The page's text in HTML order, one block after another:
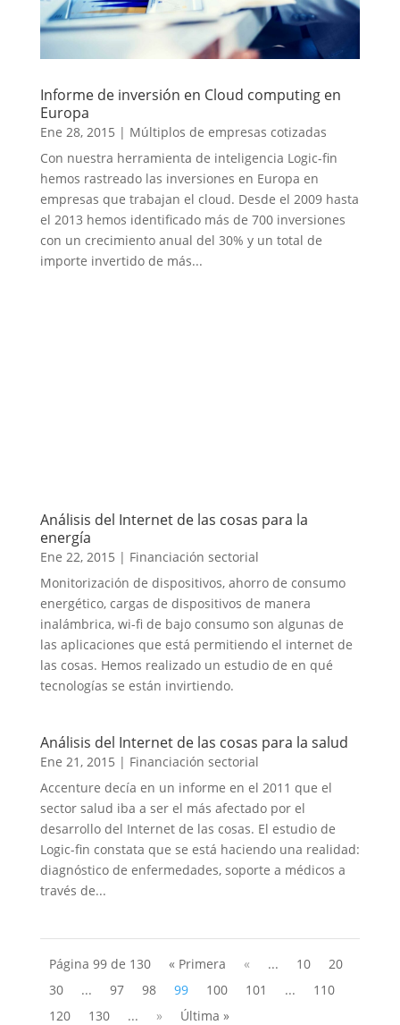
Informe de inversión en Cloud computing en
Europa
Ene 28, 2015 | Múltiplos de empresas cotizadas
Con nuestra herramienta de inteligencia Logic-fin
hemos rastreado las inversiones en Europa en
empresas que trabajan el cloud. Desde el 2009 hasta
el 2013 hemos identificado más de 700 inversiones
con un crecimiento anual del 30% y un total de
importe invertido de más...
Análisis del Internet de las cosas para la
energía
Ene 22, 2015 | Financiación sectorial
Monitorización de dispositivos, ahorro de consumo
energético, cargas de dispositivos de manera
inalámbrica, wi-fi de bajo consumo son algunas de
las aplicaciones que está permitiendo el internet de
las cosas. Hemos realizado un estudio de en qué
tecnologías se están invirtiendo.
Análisis del Internet de las cosas para la salud
Ene 21, 2015 | Financiación sectorial
Accenture decía en un informe en el 2011 que el
sector salud iba a ser el más afectado por el
desarrollo del Internet de las cosas. El estudio de
Logic-fin constata que se está haciendo una realidad:
diagnóstico de enfermedades, soporte a médicos a
través de...
Página 99 de 130 « Primera « ... 10
20
30
... 97 98 99 100 101 ...
110
120
130 ... » Última »